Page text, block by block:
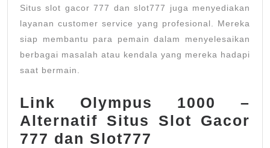
Situs slot gacor 777 dan slot777 juga menyediakan
layanan customer service yang profesional. Mereka
siap membantu para pemain dalam menyelesaikan
berbagai masalah atau kendala yang mereka hadapi
saat bermain.
Link Olympus 1000 –
Alternatif Situs Slot Gacor
777 dan Slot777